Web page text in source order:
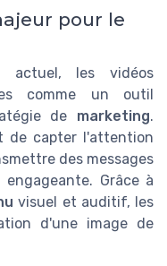
pour le
actuel, les vidéos
comme un outil
de marketing.
de capter l'attention
des messages
Grâce à
visuel et auditif, les
d'une image de